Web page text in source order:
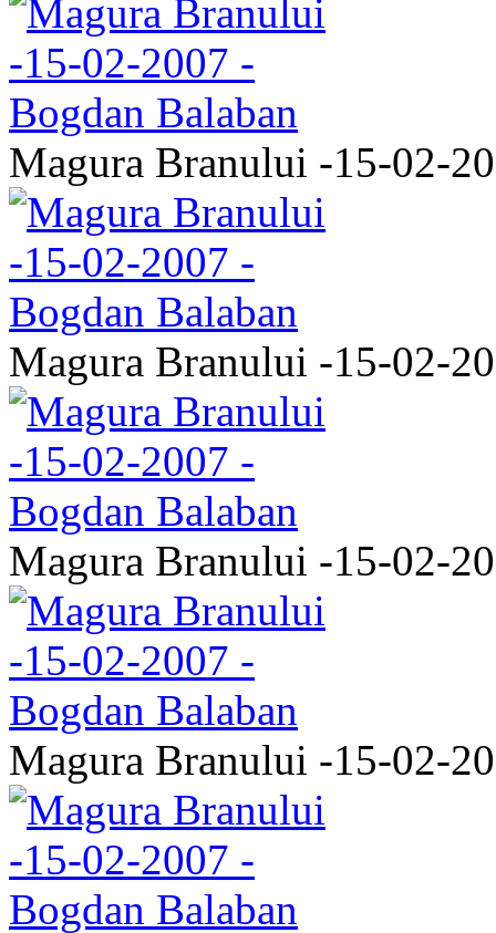
Magura Branului -15-02-
Magura Branului -15-02-
Magura Branului -15-02-
Magura Branului -15-02-